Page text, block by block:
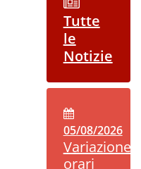
Tutte
le
Notizie
05/08/2026
Variazione
orari